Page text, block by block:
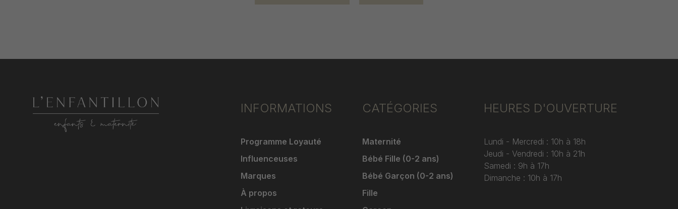
INFORMATIONS
Programme Loyauté
Influenceuses
Marques
À propos
CATÉGORIES
Maternité
Bébé Fille (0-2 ans)
Bébé Garçon (0-2 ans)
Fille
HEURES D'OUVERTURE
Lundi - Mercredi : 10h à 18h
Jeudi - Vendredi : 10h à 21h
Samedi : 9h à 17h
Dimanche : 10h à 17h